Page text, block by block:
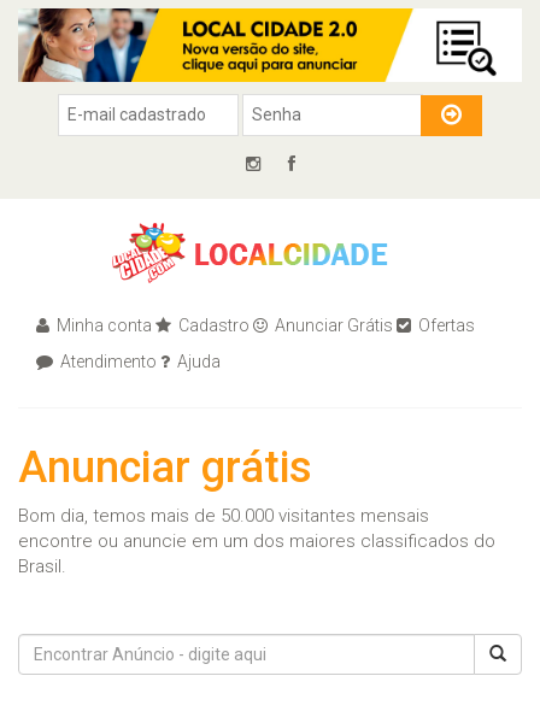
Minha conta Cadastro Anunciar Grátis
Ofertas
Atendimento
Ajuda
Anunciar grátis
Bom dia, temos mais de 50.000 visitantes mensais
encontre ou anuncie em um dos maiores classificados do
Brasil.